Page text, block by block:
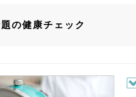
の健康チェック